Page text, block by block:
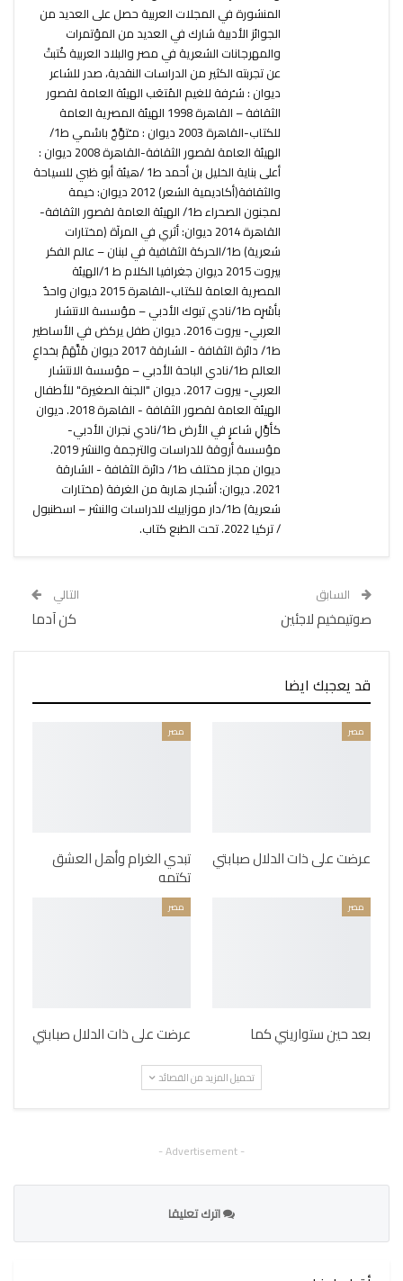
المنشورة في المجلات العربية حصل على العديد من
الجوائز الأدبية شارك في العديد من المؤتمرات
والمهرجانات الشعرية في مصر والبلاد العربية كُتبتْ
عن تجربته الكثير من الدراسات النقدية، صدر للشاعر
ديوان : شـُرفة للغيم المُتعَب الهيئة العامة لقصور
الثقافة – القاهرة 1998 الهيئة المصرية العامة
للكتاب-القاهرة 2003 ديوان : مـُتوَّجٌ باسْمي ط1/
الهيئة العامة لقصور الثقافة-القاهرة 2008 ديوان :
أعلى بناية الخليل بن أحمد ط1 /هيئة أبو ظبي للسياحة
والثقافة(أكاديمية الشعر) 2012 ديوان: خيمة
لمجنون الصحراء ط1/ الهيئة العامة لقصور الثقافة-
القاهرة 2014 ديوان: أثري في المرآة (مختارات
شعرية) ط1/الحركة الثقافية في لبنان – عالم الفكر
بيروت 2015 ديوان جغرافيا الكلام ط 1/الهيئة
المصرية العامة للكتاب-القاهرة 2015 ديوان واحدٌ
بأسْرِه ط1/نادي تبوك الأدبي – مؤسسة الانتشار
العربي- بيروت 2016. ديوان طفل يركض في الأساطير
ط1/ دائرة الثقافة - الشارقة 2017 ديوان مُتَّهَمٌ بخداعِ
العالم ط1/نادي الباحة الأدبي – مؤسسة الانتشار
العربي- بيروت 2017. ديوان "الجنة الصغيرة" للأطفال
الهيئة العامة لقصور الثقافة - القاهرة 2018. ديوان
كأوَّلِ شاعرٍ في الأرض ط1/نادي نجران الأدبي-
مؤسسة أروقة للدراسات والترجمة والنشر 2019.
ديوان مجاز مختلف ط1/ دائرة الثقافة - الشارقة
2021. ديوان: أشجار هاربة من الغرفة (مختارات
شعرية) ط1/دار موزاييك للدراسات والنشر – اسطنبول
/ تركيا 2022. تحت الطبع كتاب.
السابق
صوتيمخيم لاجئين
التالي
كن آدما
قد يعجبك ايضا
مصر
عرضت على ذات الدلال صبابتي
مصر
تبدي الغرام وأهل العشق
تكتمه
مصر
بعد حين ستواريني كما
مصر
عرضت على ذات الدلال صبابتي
تحميل المزيد من القصائد
- Advertisement -
اترك تعليقا